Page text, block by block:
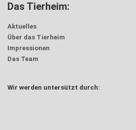
Das Tierheim:
Aktuelles
Über das Tierheim
Impressionen
Das Team
Wir werden untersützt durch: